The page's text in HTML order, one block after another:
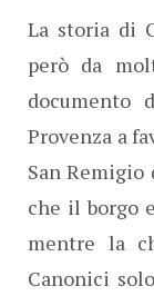
La storia di
però da
documento
Provenza a
San Remigio
che il borgo
mentre la
Canonici